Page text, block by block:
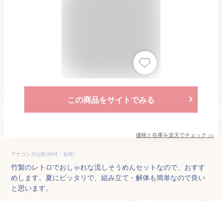
この商品をサイトでみる
価格と在庫を楽天でチェック >>
アナコンダ山田(30代・女性)
竹製のレトロでおしゃれな流しそうめんセットなので、おすす
めします。夏にピッタリで、組み立て・解体も簡単なので良い
と思います。